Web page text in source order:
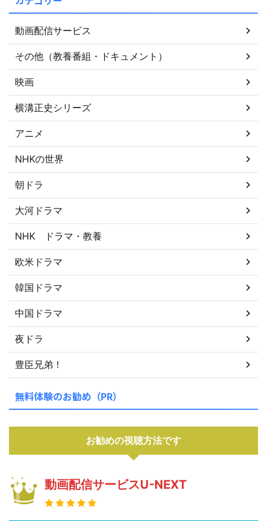
動画配信サービス
その他（教養番組・ドキュメント）
映画
横溝正史シリーズ
アニメ
NHKの世界
朝ドラ
大河ドラマ
NHK ドラマ・教養
欧米ドラマ
韓国ドラマ
中国ドラマ
夜ドラ
豊臣兄弟！
無料体験のお勧め（PR）
お勧めの視聴方法です
動画配信サービスU-NEXT